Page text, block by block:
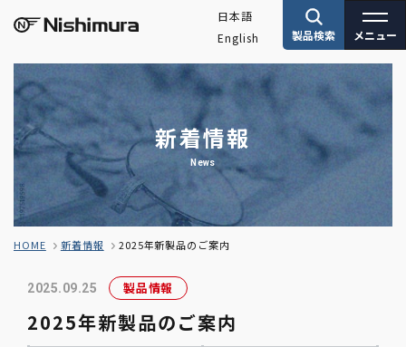
製品検索
日本語
English
メニュー
新着情報
news
HOME 新着情報 2025年新製品のご案内
2025.09.25 製品情報
2025年新製品のご案内